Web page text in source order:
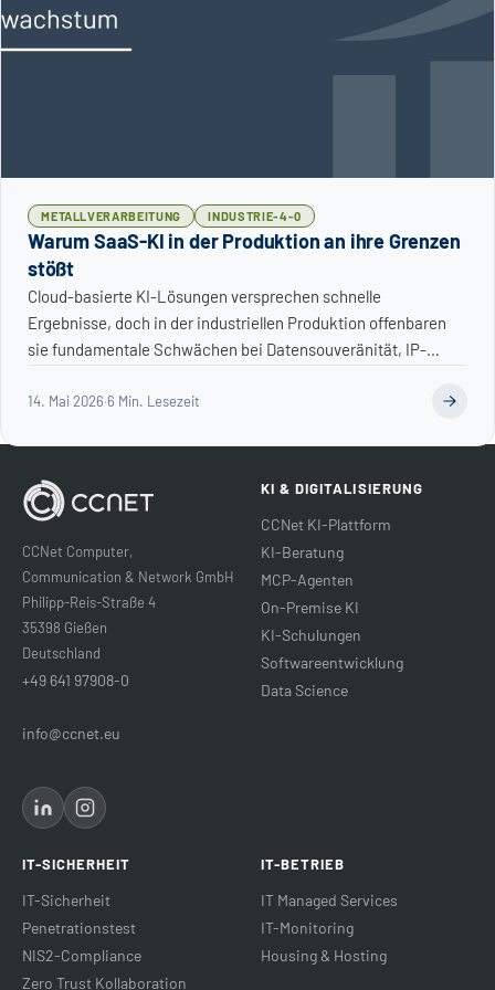
METALLVERARBEITUNG INDUSTRIE-4-0
Warum SaaS-KI in der Produktion an ihre Grenzen
stößt
Cloud-basierte KI-Lösungen versprechen schnelle
Ergebnisse, doch in der industriellen Produktion offenbaren
sie fundamentale Schwächen bei Datensouveränität, IP-
14. Mai 2026·6 Min. Lesezeit
CCNet Computer,
Communication & Network GmbH
Philipp-Reis-Straße 4
35398 Gießen
Deutschland
+49 641 97908-0
info@ccnet.eu
KI & DIGITALISIERUNG
CCNet KI-Plattform
KI-Beratung
MCP-Agenten
On-Premise KI
KI-Schulungen
Softwareentwicklung
Data Science
IT-SICHERHEIT
IT-Sicherheit
Penetrationstest
NIS2-Compliance
Zero Trust Kollaboration
IT-BETRIEB
IT Managed Services
IT-Monitoring
Housing & Hosting